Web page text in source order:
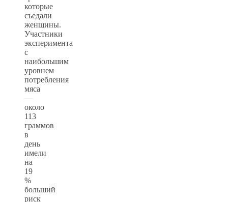
которые
съедали
женщины.
Участники
эксперимента
с
наибольшим
уровнем
потребления
мяса
—
около
113
граммов
в
день
имели
на
19
%
больший
риск